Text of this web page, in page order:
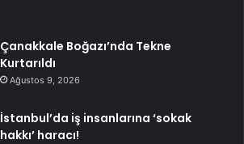
Çanakkale Boğazı’nda Tekne
Kurtarıldı
Ağustos 9, 2026
İstanbul’da iş insanlarına ‘sokak
hakkı’ haracı!